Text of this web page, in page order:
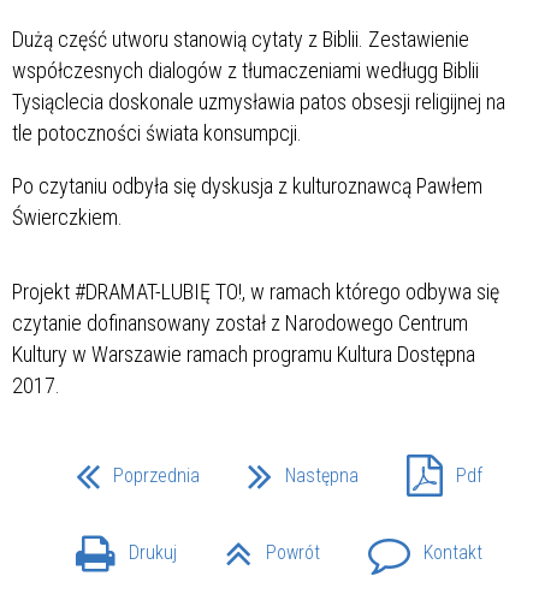
Dużą część utworu stanowią cytaty z Biblii. Zestawienie
współczesnych dialogów z tłumaczeniami wedługg Biblii
Tysiąclecia doskonale uzmysławia patos obsesji religijnej na
tle potoczności świata konsumpcji.
Po czytaniu odbyła się dyskusja z kulturoznawcą Pawłem
Świerczkiem.
Projekt#DRAMAT-LUBIĘ TO!, w ramach którego odbywa się
czytanie dofinansowany został z Narodowego Centrum
Kultury w Warszawie ramach programu Kultura Dostępna
2017.
Poprzednia Następna Pdf
Drukuj Powrót Kontakt